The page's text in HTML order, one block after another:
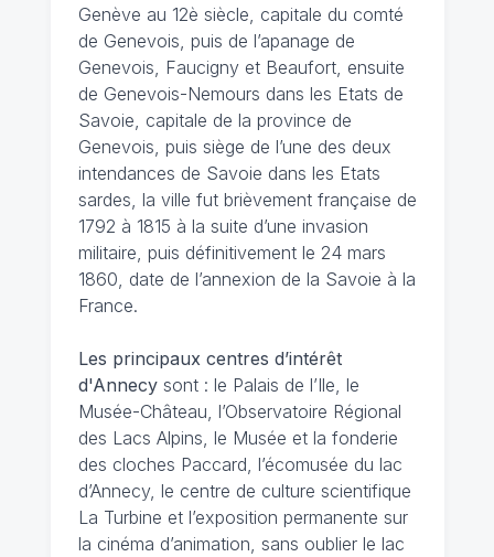
Genève au 12è siècle, capitale du comté
de Genevois, puis de l’apanage de
Genevois, Faucigny et Beaufort, ensuite
de Genevois-Nemours dans les Etats de
Savoie, capitale de la province de
Genevois, puis siège de l’une des deux
intendances de Savoie dans les Etats
sardes, la ville fut brièvement française de
1792 à 1815 à la suite d’une invasion
militaire, puis définitivement le 24 mars
1860, date de l’annexion de la Savoie à la
France.
Les principaux centres d’intérêt
d'Annecysont : le Palais de l’Ile, le
Musée-Château, l’Observatoire Régional
des Lacs Alpins, le Musée et la fonderie
des cloches Paccard, l’écomusée du lac
d’Annecy, le centre de culture scientifique
La Turbine et l’exposition permanente sur
la cinéma d’animation, sans oublier le lac